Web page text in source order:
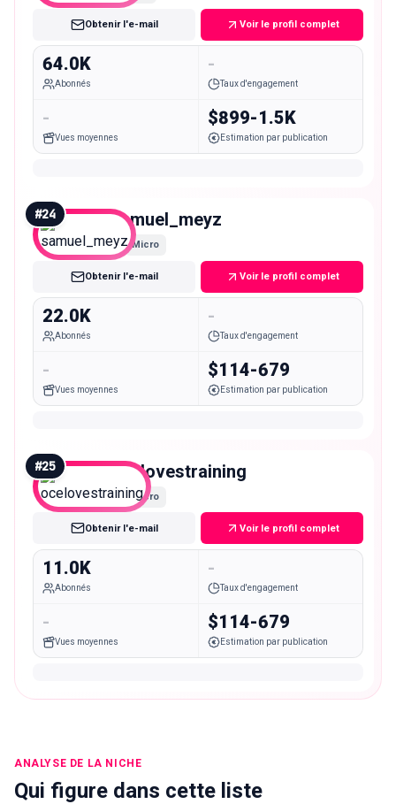
Obtenir l'e-mail Voir le profil complet
64.0K
Abonnés
-
Taux d'engagement
-
Vues moyennes
$899-1.5K
Estimation par publication
#24 samuel_meyz
Micro
Obtenir l'e-mail Voir le profil complet
22.0K
Abonnés
-
Taux d'engagement
-
Vues moyennes
$114-679
Estimation par publication
#25 ocelovestraining
Micro
Obtenir l'e-mail Voir le profil complet
11.0K
Abonnés
-
Taux d'engagement
-
Vues moyennes
$114-679
Estimation par publication
ANALYSE DE LA NICHE
Qui figure dans cette liste